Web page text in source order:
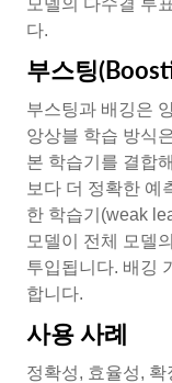
모델의 다수결 투
다.
부스팅
부스팅과 배깅은
앙상블 학습 방식
본 학습기를 결합
보다 더 정확한 예
한 학습기(weak
모델이 전체 모델
투입됩니다. 배깅
합니다.
사용 사례
정확성, 효율성,